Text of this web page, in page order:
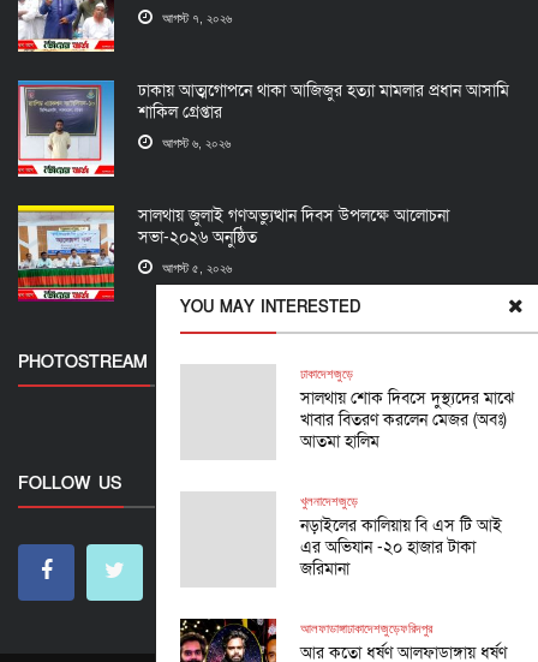
YOU MAY INTERESTED
ঢাকাদেশজুড়ে
সালথায় শোক দিবসে দুস্থ্যদের মাঝে
খাবার বিতরণ করলেন মেজর (অবঃ)
আতমা হালিম
খুলনাদেশজুড়ে
নড়াইলের কালিয়ায় বি এস টি আই
এর অভিযান -২০ হাজার টাকা
জরিমানা
আলফাডাঙ্গাঢাকাদেশজুড়েফরিদপুর
আর কতো ধর্ষণ আলফাডাঙ্গায় ধর্ষণ
আগস্ট ৭, ২০২৬
ঢাকায় আত্মগোপনে থাকা আজিজুর হত্যা মামলার প্রধান আসামি
শাকিল গ্রেপ্তার
আগস্ট ৬, ২০২৬
সালথায় জুলাই গণঅভ্যুত্থান দিবস উপলক্ষে আলোচনা
সভা-২০২৬ অনুষ্ঠিত
আগস্ট ৫, ২০২৬
PHOTOSTREAM
FOLLOW US